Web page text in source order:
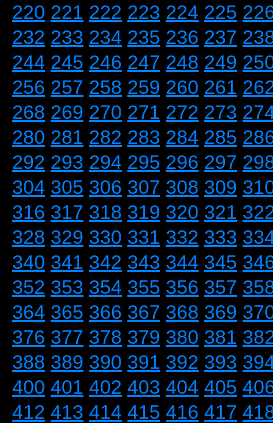
220 221 222 223 224 225
232 233 234 235 236 237
244 245 246 247 248 249
256 257 258 259 260 261
268 269 270 271 272 273
280 281 282 283 284 285
292 293 294 295 296 297
304 305 306 307 308 309
316 317 318 319 320 321
328 329 330 331 332 333
340 341 342 343 344 345
352 353 354 355 356 357
364 365 366 367 368 369
376 377 378 379 380 381
388 389 390 391 392 393
400 401 402 403 404 405
412 413 414 415 416 417